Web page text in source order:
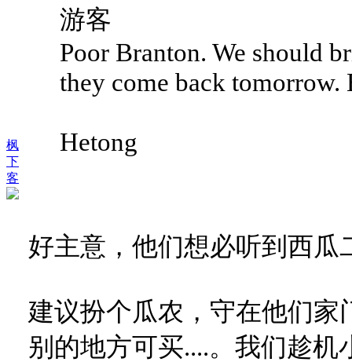
枫
下
客
游客
Poor Branton. We should
they come back tomorrow.
Hetong
好主意，他们想必听到西
建议扮个瓜农，守在他们家
别的地方可买....。我们趁